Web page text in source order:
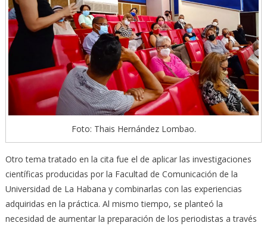
Foto: Thais Hernández Lombao.
Otro tema tratado en la cita fue el de aplicar las investigaciones
científicas producidas por la Facultad de Comunicación de la
Universidad de La Habana y combinarlas con las experiencias
adquiridas en la práctica. Al mismo tiempo, se planteó la
necesidad de aumentar la preparación de los periodistas a través